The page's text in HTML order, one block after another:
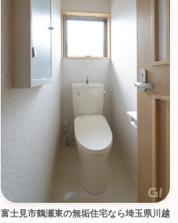
富士見市鶴瀬東の無垢住宅なら埼玉県川越